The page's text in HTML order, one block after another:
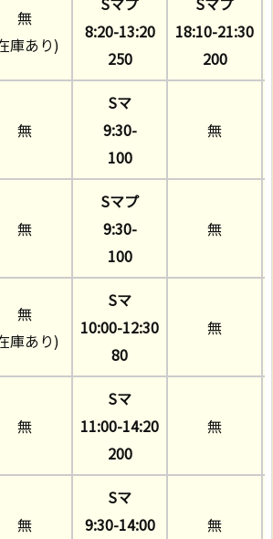
無
庫あり)
8:20-13:20
250
18:10-21:30
200
無
Sマ
9:30-
100
無
無
Sマプ
9:30-
100
無
無
庫あり)
Sマ
10:00-12:30
80
無
無
Sマ
11:00-14:20
200
無
無
Sマ
9:30-14:00
無